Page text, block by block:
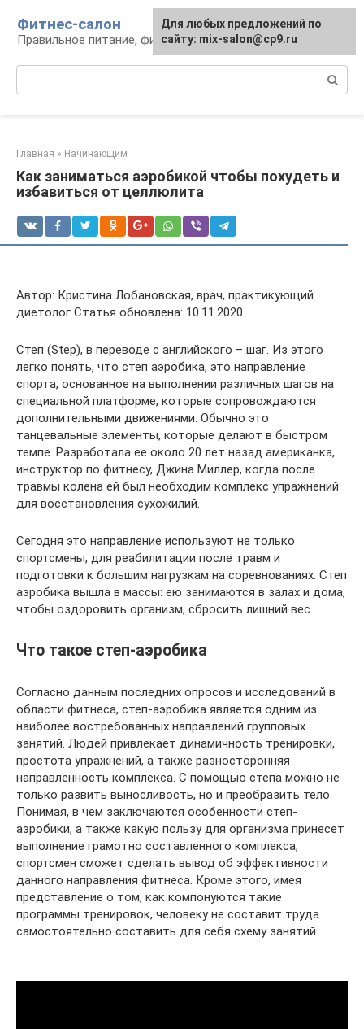
контенту
Фитнес-салон
Правильное питание, фитнес, образ жизни
Главная » Начинающим
Как заниматься аэробикой чтобы похудеть и
избавиться от целлюлита
Автор: Кристина Лобановская, врач, практикующий
диетолог Статья обновлена: 10.11.2020
Степ (Step), в переводе с английского – шаг. Из этого
легко понять, что степ аэробика, это направление
спорта, основанное на выполнении различных шагов на
специальной платформе, которые сопровождаются
дополнительными движениями. Обычно это
танцевальные элементы, которые делают в быстром
темпе. Разработала ее около 20 лет назад американка,
инструктор по фитнесу, Джина Миллер, когда после
травмы колена ей был необходим комплекс упражнений
для восстановления сухожилий.
Сегодня это направление используют не только
спортсмены, для реабилитации после травм и
подготовки к большим нагрузкам на соревнованиях. Степ
аэробика вышла в массы: ею занимаются в залах и дома,
чтобы оздоровить организм, сбросить лишний вес.
Что такое степ-аэробика
Согласно данным последних опросов и исследований в
области фитнеса, степ-аэробика является одним из
наиболее востребованных направлений групповых
занятий. Людей привлекает динамичность тренировки,
простота упражнений, а также разносторонняя
направленность комплекса. С помощью степа можно не
только развить выносливость, но и преобразить тело.
Понимая, в чем заключаются особенности степ-
аэробики, а также какую пользу для организма принесет
выполнение грамотно составленного комплекса,
спортсмен сможет сделать вывод об эффективности
данного направления фитнеса. Кроме этого, имея
представление о том, как компонуются такие
программы тренировок, человеку не составит труда
самостоятельно составить для себя схему занятий.
Для любых предложений по
сайту: mix-salon@cp9.ru